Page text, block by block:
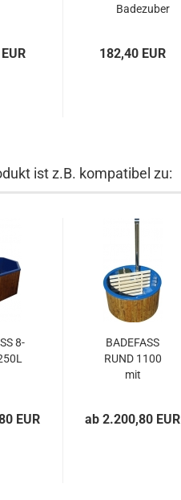
Badezuber
182,40 EUR
ist z.B. kompatibel zu:
8-
EUR
BADEFASS
RUND 1100
mit
ab 2.200,80 EUR